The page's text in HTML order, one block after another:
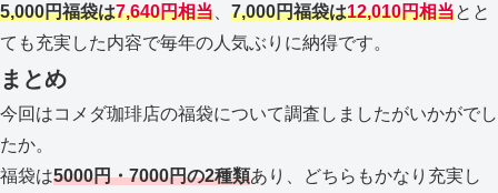
5,000円福袋は7,640円相当 7,000円福袋は12,010円相当とと
ても充実した内容で毎年の人気ぶりに納得です。
まとめ
今回はコメダ珈琲店の福袋について調査しましたがいかがでし
たか。
福袋は5000円・7000円の2種類あり、どちらもかなり充実し